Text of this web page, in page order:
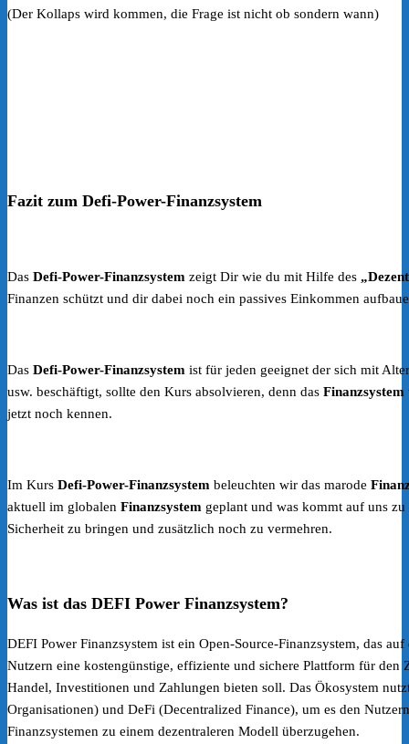
(Der Kollaps wird kommen, die Frage ist nicht ob sondern wann)
Fazit zum Defi-Power-Finanzsystem
Das Defi-Power-Finanzsystem zeigt Dir wie du mit Hilfe des
Finanzen schützt und dir dabei noch ein passives Einkommen
Das Defi-Power-Finanzsystem ist für jeden geeignet der sich mit
usw. beschäftigt, sollte den Kurs absolvieren, denn das Finanzsystem
jetzt noch kennen.
Im Kurs Defi-Power-Finanzsystem beleuchten wir das marode
aktuell im globalen Finanzsystem geplant und was kommt auf uns
Sicherheit zu bringen und zusätzlich noch zu vermehren.
Was ist das DEFI Power Finanzsystem?
DEFI Power Finanzsystem ist ein Open-Source-Finanzsystem, das
Nutzern eine kostengünstige, effiziente und sichere Plattform für
Handel, Investitionen und Zahlungen bieten soll. Das Ökosystem
Organisationen) und DeFi (Decentralized Finance), um es den
Finanzsystemen zu einem dezentraleren Modell überzugehen.